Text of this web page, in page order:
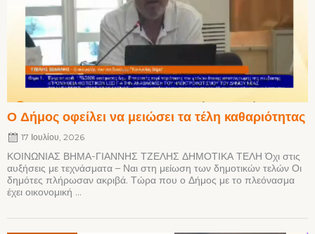
Ο Δήμος οφείλει να μειώσει τα τέλη καθαριότητας
17 Ιουλίου, 2026
ΚΟΙΝΩΝΙΑΣ ΒΗΜΑ-ΓΙΑΝΝΗΣ ΤΖΕΛΗΣ ΔΗΜΟΤΙΚΑ ΤΕΛΗ Όχι στις
αυξήσεις με τεχνάσματα – Ναι στη μείωση των δημοτικών τελών Οι
δημότες πλήρωσαν ακριβά. Τώρα που ο Δήμος με το πλεόνασμα
έχει οικονομική ...